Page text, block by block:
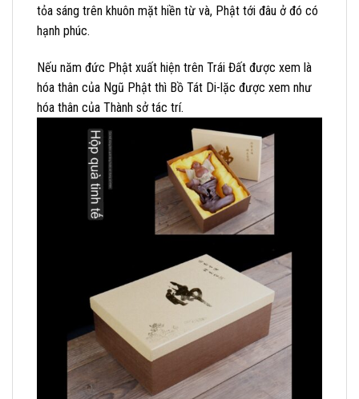
tỏa sáng trên khuôn mặt hiền từ và, Phật tới đâu ở đó có
hạnh phúc.
Nếu năm đức Phật xuất hiện trên Trái Đất được xem là
hóa thân của Ngũ Phật thì Bồ Tát Di-lặc được xem như
hóa thân của Thành sở tác trí.